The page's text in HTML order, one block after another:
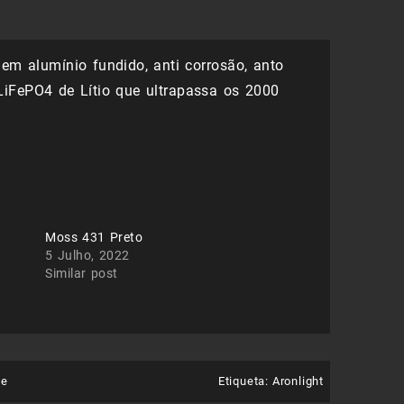
alumínio fundido, anti corrosão, anto
de Lítio que ultrapassa os 2000
Moss 431 Preto
5 Julho, 2022
Similar post
Etiqueta: Aronlight